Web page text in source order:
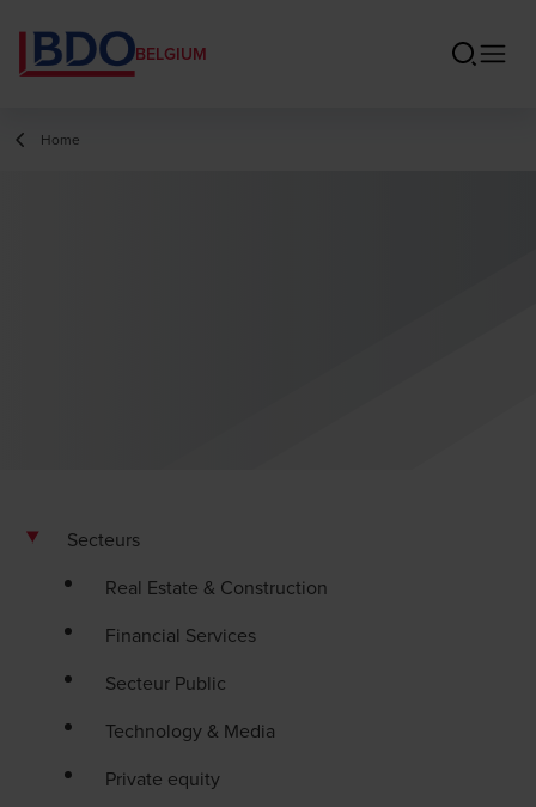
BELGIUM
Home
Secteurs
Real Estate & Construction
Financial Services
Secteur Public
Technology & Media
Private equity